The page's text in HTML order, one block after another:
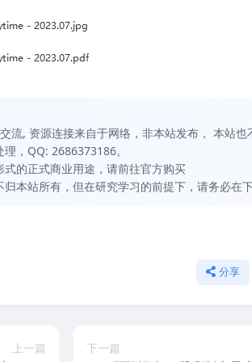
流, 资源连接来自于网络，非本站发布， 本站也
，QQ: 2686373186。
的正式商业用途，请前往官方购买
本站所有，但在研究学习的前提下，请务必在
分享
上一篇 下一篇